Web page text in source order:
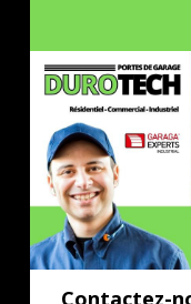
Contactez-